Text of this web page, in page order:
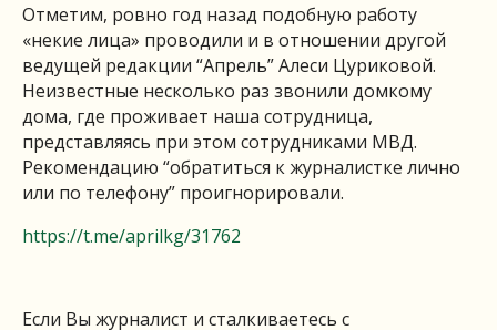
Отметим, ровно год назад подобную работу
«некие лица» проводили и в отношении другой
ведущей редакции “Апрель” Алеси Цуриковой.
Неизвестные несколько раз звонили домкому
дома, где проживает наша сотрудница,
представляясь при этом сотрудниками МВД.
Рекомендацию “обратиться к журналистке лично
или по телефону” проигнорировали.
https://t.me/aprilkg/31762
Если Вы журналист и сталкиваетесь с